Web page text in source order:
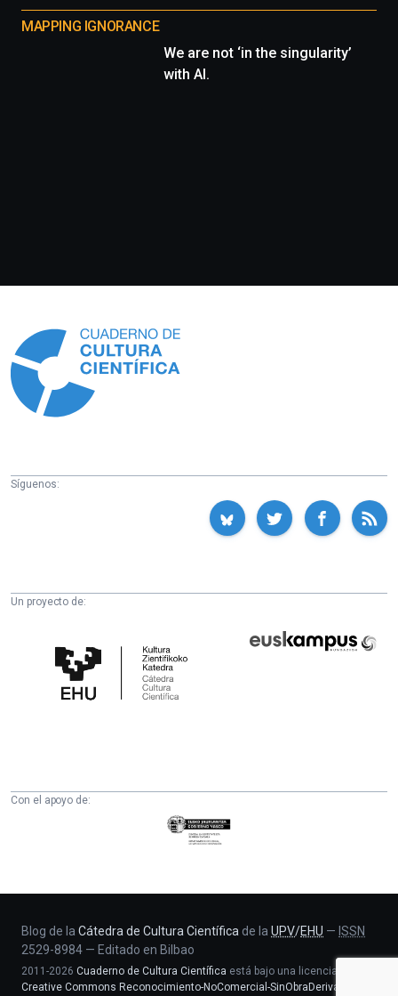
MAPPING IGNORANCE
We are not ‘in the singularity’
with AI.
Síguenos:
Un proyecto de:
Cultura
Científica
Fundazioa
Con el apoyo de:
Eusko
Jaurlaritza
eta
Berrikuntza
saila
Blog de la Cátedra de Cultura Científica de la UPV/EHU — ISSN
2529-8984 — Editado en Bilbao
2011-2026 Cuaderno de Cultura Científica está bajo una licencia
Creative Commons Reconocimiento-NoComercial-SinObraDerivada 4.0